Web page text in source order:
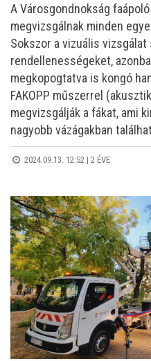
A Városgondnokság
megvizsgálnak minden
Sokszor a vizuális vizsgálat
rendellenességeket,
megkopogtatva is kongó
FAKOPP műszerrel
megvizsgálják a fákat, ami
nagyobb vázágakban
2024.09.13. 12:52 | 2 ÉVE